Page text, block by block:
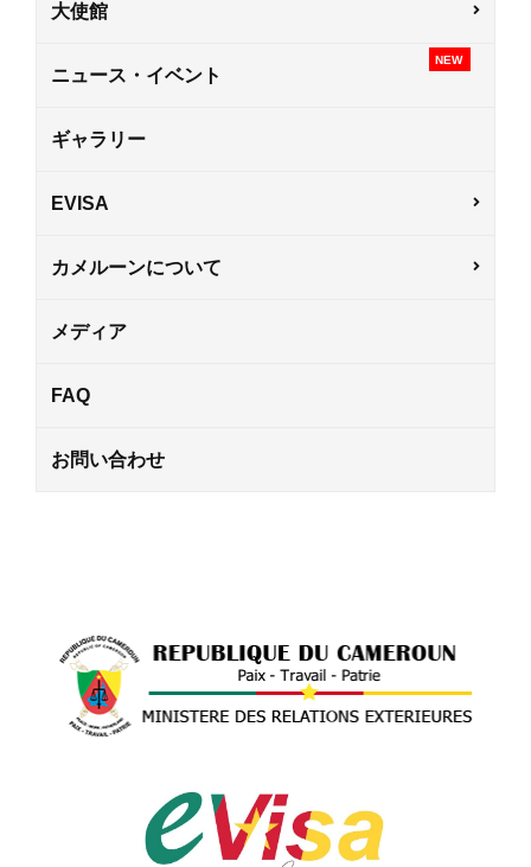
大使館
NEW
ニュース・イベント
ギャラリー
EVISA
カメルーンについて
メディア
FAQ
お問い合わせ